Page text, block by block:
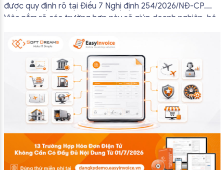
được quy định rõ tại Điều 7 Nghị định 254/2026/NĐ-CP.
Việc nắm rõ các trường hợp này sẽ giúp doanh nghiệp, hộ
tránh lập hóa đơn không cần thiết hoặc áp […]